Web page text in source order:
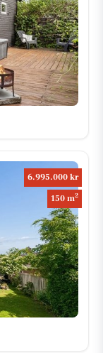
6.995.000 kr
150 m2